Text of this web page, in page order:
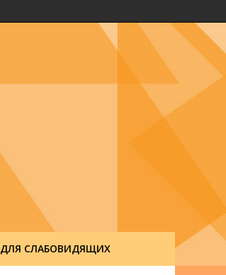
ДЛЯ СЛАБОВИДЯЩИХ